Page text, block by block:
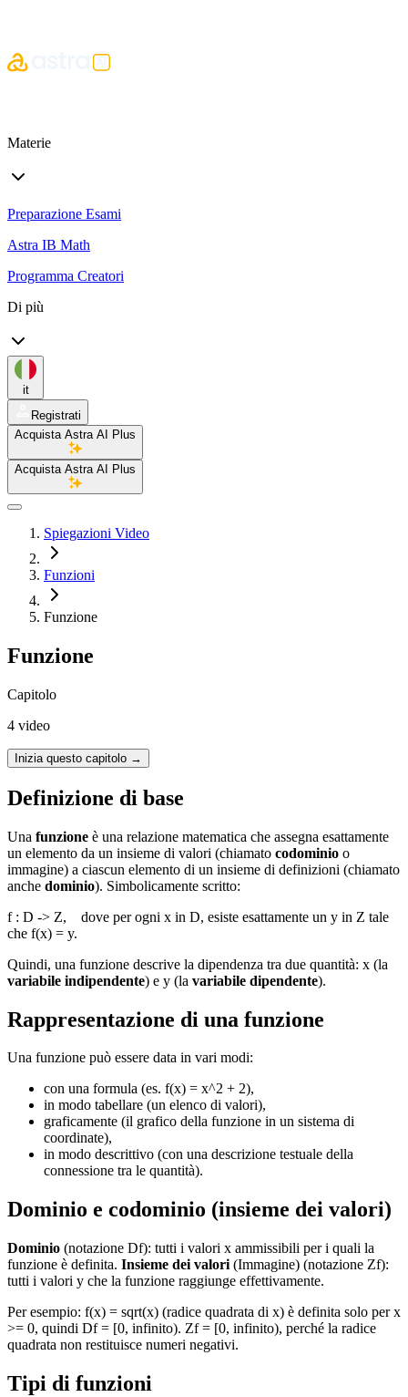
Materie
Preparazione Esami
Astra IB Math
Programma Creatori
Di più
it
Registrati
Acquista Astra AI Plus
Acquista Astra AI Plus
Spiegazioni Video
Funzioni
Funzione
Funzione
Capitolo
4 video
Inizia questo capitolo →
Definizione di base
Una funzione è una relazione matematica che assegna esattamente
un elemento da un insieme di valori (chiamato codominio o
immagine) a ciascun elemento di un insieme di definizioni (chiamato
anche dominio). Simbolicamente scritto:
f : D -> Z, dove per ogni x in D, esiste esattamente un y in Z tale
che f(x) = y.
Quindi, una funzione descrive la dipendenza tra due quantità: x (la
variabile indipendente) e y (la variabile dipendente).
Rappresentazione di una funzione
Una funzione può essere data in vari modi:
con una formula (es. f(x) = x^2 + 2),
in modo tabellare (un elenco di valori),
graficamente (il grafico della funzione in un sistema di
coordinate),
in modo descrittivo (con una descrizione testuale della
connessione tra le quantità).
Dominio e codominio (insieme dei valori)
Dominio (notazione Df): tutti i valori x ammissibili per i quali la
funzione è definita. Insieme dei valori (Immagine) (notazione Zf):
tutti i valori y che la funzione raggiunge effettivamente.
Per esempio: f(x) = sqrt(x) (radice quadrata di x) è definita solo per x
>= 0, quindi Df = [0, infinito). Zf = [0, infinito), perché la radice
quadrata non restituisce numeri negativi.
Tipi di funzioni